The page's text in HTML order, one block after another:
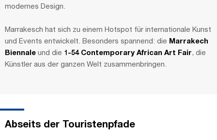
modernes Design.
Marrakesch hat sich zu einem Hotspot für internationale Kunst
und Events entwickelt. Besonders spannend: die Marrakech
Biennale und die 1-54 Contemporary African Art Fair, die
Künstler aus der ganzen Welt zusammenbringen.
Abseits der Touristenpfade